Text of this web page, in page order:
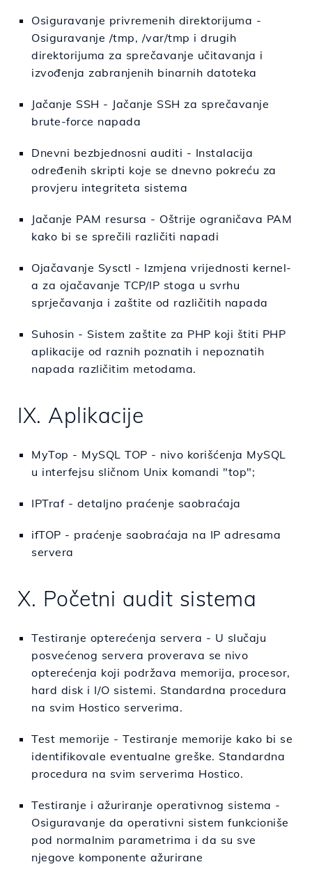
Osiguravanje privremenih direktorijuma -
Osiguravanje /tmp, /var/tmp i drugih
direktorijuma za sprečavanje učitavanja i
izvođenja zabranjenih binarnih datoteka
Jačanje SSH - Jačanje SSH za sprečavanje
brute-force napada
Dnevni bezbjednosni auditi - Instalacija
određenih skripti koje se dnevno pokreću za
provjeru integriteta sistema
Jačanje PAM resursa - Oštrije ograničava PAM
kako bi se sprečili različiti napadi
Ojačavanje Sysctl - Izmjena vrijednosti kernel-
a za ojačavanje TCP/IP stoga u svrhu
sprječavanja i zaštite od različitih napada
Suhosin - Sistem zaštite za PHP koji štiti PHP
aplikacije od raznih poznatih i nepoznatih
napada različitim metodama.
IX. Aplikacije
MyTop - MySQL TOP - nivo korišćenja MySQL
u interfejsu sličnom Unix komandi "top";
IPTraf - detaljno praćenje saobraćaja
ifTOP - praćenje saobraćaja na IP adresama
servera
X. Početni audit sistema
Testiranje opterećenja servera - U slučaju
posvećenog servera proverava se nivo
opterećenja koji podržava memorija, procesor,
hard disk i I/O sistemi. Standardna procedura
na svim Hostico serverima.
Test memorije - Testiranje memorije kako bi se
identifikovale eventualne greške. Standardna
procedura na svim serverima Hostico.
Testiranje i ažuriranje operativnog sistema -
Osiguravanje da operativni sistem funkcioniše
pod normalnim parametrima i da su sve
njegove komponente ažurirane